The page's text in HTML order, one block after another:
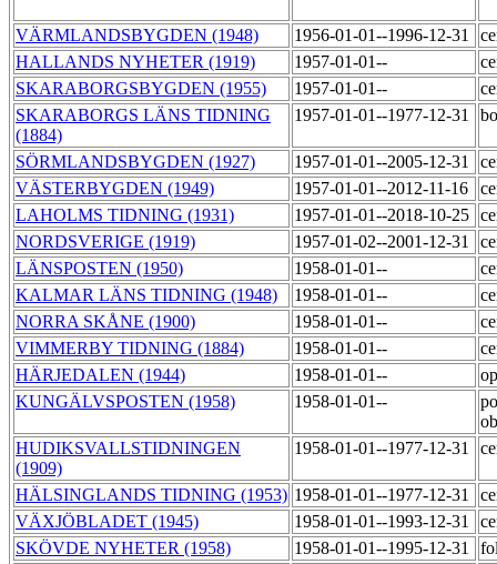
VÄRMLANDSBYGDEN (1948) 1956-01-01--1996-12-31
HALLANDS NYHETER (1919)
1957-01-01--
SKARABORGSBYGDEN (1955)
1957-01-01--
SKARABORGS LÄNS TIDNING
(1884)
1957-01-01--1977-12-31
SÖRMLANDSBYGDEN (1927) 1957-01-01--2005-12-31
VÄSTERBYGDEN (1949)
1957-01-01--2012-11-16
LAHOLMS TIDNING (1931)
1957-01-01--2018-10-25
NORDSVERIGE (1919)
1957-01-02--2001-12-31
LÄNSPOSTEN (1950)
1958-01-01--
KALMAR LÄNS TIDNING (1948)
1958-01-01--
NORRA SKÅNE (1900)
1958-01-01--
VIMMERBY TIDNING (1884)
1958-01-01--
HÄRJEDALEN (1944)
1958-01-01--
KUNGÄLVSPOSTEN (1958)
1958-01-01--
HUDIKSVALLSTIDNINGEN
(1909)
1958-01-01--1977-12-31
HÄLSINGLANDS TIDNING (1953) 1958-01-01--1977-12-31
VÄXJÖBLADET (1945)
1958-01-01--1993-12-31
SKÖVDE NYHETER (1958)
1958-01-01--1995-12-31